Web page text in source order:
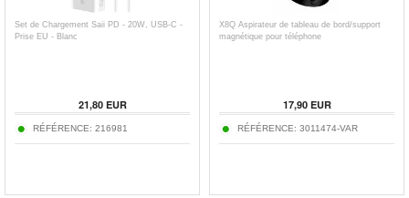
Set de Chargement Saii PD - 20W, USB-C -
Prise EU - Blanc
21,80EUR
RÉFÉRENCE: 216981
X8Q Aspirateur de tableau de bord/support
magnétique pour téléphone
17,90EUR
RÉFÉRENCE: 3011474-VAR